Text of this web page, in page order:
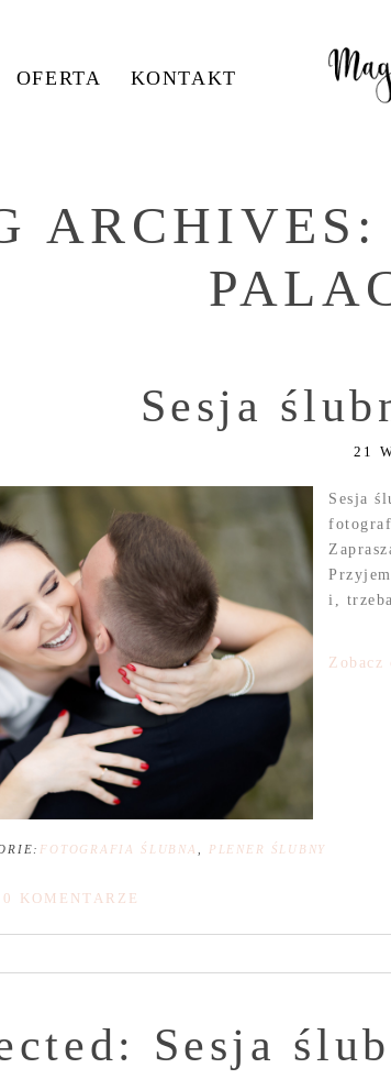
OFERTA KONTAKT
ARCHIVES:
Sesja
21
Sesja
i,
Zobacz
FOTOGRAFIA ŚLUBNA PLENER ŚLUBNY
0 KOMENTARZE
Sesja